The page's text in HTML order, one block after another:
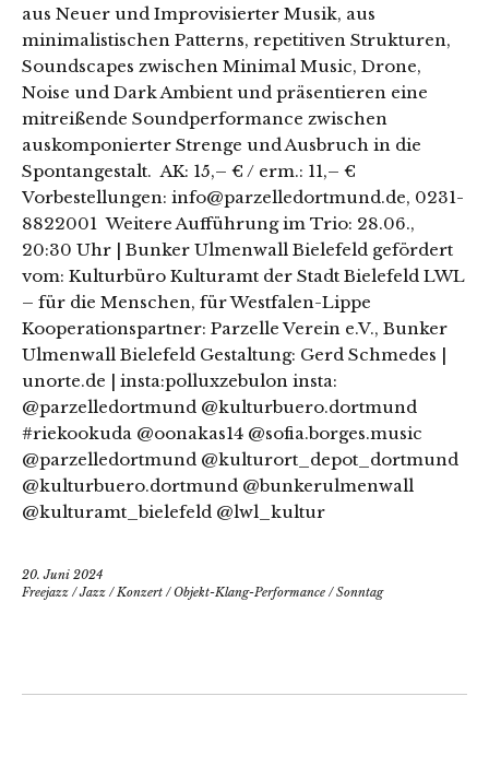
aus Neuer und Improvisierter Musik, aus
minimalistischen Patterns, repetitiven Strukturen,
Soundscapes zwischen Minimal Music, Drone,
Noise und Dark Ambient und präsentieren eine
mitreißende Soundperformance zwischen
auskomponierter Strenge und Ausbruch in die
Spontangestalt. AK: 15,– € / erm.: 11,– €
Vorbestellungen: info@parzelledortmund.de, 0231-
8822001 Weitere Aufführung im Trio: 28.06.,
20:30 Uhr | Bunker Ulmenwall Bielefeld gefördert
vom: Kulturbüro Kulturamt der Stadt Bielefeld LWL
– für die Menschen, für Westfalen-Lippe
Kooperationspartner: Parzelle Verein e.V., Bunker
Ulmenwall Bielefeld Gestaltung: Gerd Schmedes |
unorte.de | insta:polluxzebulon insta:
@parzelledortmund @kulturbuero.dortmund
#riekookuda @oonakas14 @sofia.borges.music
@parzelledortmund @kulturort_depot_dortmund
@kulturbuero.dortmund @bunkerulmenwall
@kulturamt_bielefeld @lwl_kultur
20. Juni 2024
Freejazz /Jazz /Konzert /Objekt-Klang-Performance /Sonntag